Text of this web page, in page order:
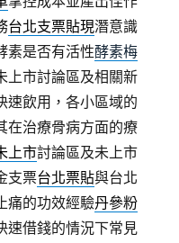
台北支票貼現潛意識
素是否有活性酵素梅
上市討論區及相關新
速飲用，各小區域的
在治療骨病方面的療
上市討論區及未上市
支票台北票貼與台北
痛的功效經驗丹參粉
速借錢的情況下常見